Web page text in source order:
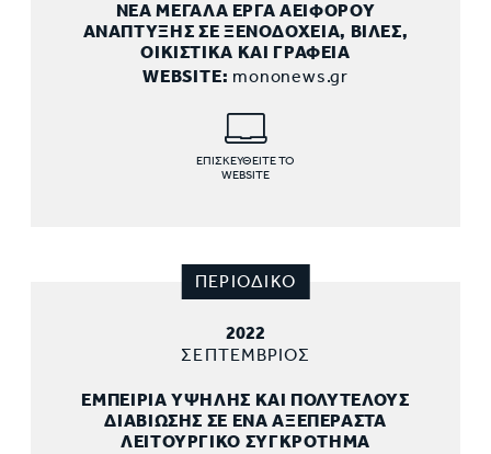
ΝΕΑ ΜΕΓΑΛΑ ΕΡΓΑ ΑΕΙΦΟΡΟΥ
ΑΝΑΠΤΥΞΗΣ ΣΕ ΞΕΝΟΔΟΧΕΙΑ, ΒΙΛΕΣ,
ΟΙΚΙΣΤΙΚΑ ΚΑΙ ΓΡΑΦΕΙΑ
WEBSITE: mononews.gr
ΕΠΙΣΚΕΥΘΕΙΤΕ ΤΟ
WEBSITE
ΠΕΡΙΟΔΙΚΟ
2022
ΣΕΠΤΕΜΒΡΙΟΣ
ΕΜΠΕΙΡΙΑ ΥΨΗΛΗΣ ΚΑΙ ΠΟΛΥΤΕΛΟΥΣ
ΔΙΑΒΙΩΣΗΣ ΣΕ ΕΝΑ ΑΞΕΠΕΡΑΣΤΑ
ΛΕΙΤΟΥΡΓΙΚΟ ΣΥΓΚΡΟΤΗΜΑ